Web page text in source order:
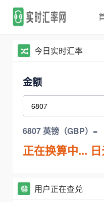
今日实时汇率
金额
6807 英镑（GBP）=
正在换算中...
用户正在查兑